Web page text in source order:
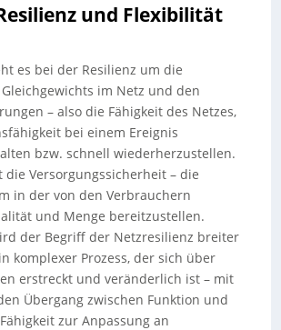
und Flexibilität
es bei der Resilienz um die
im Netz und den
– also die Fähigkeit des Netzes,
bei einem Ereignis
bzw. schnell wiederherzustellen.
die Versorgungssicherheit – die
in der von den Verbrauchern
und Menge bereitzustellen.
der Begriff der Netzresilienz breiter
komplexer Prozess, der sich über
erstreckt und veränderlich ist – mit
Übergang zwischen Funktion und
zur Anpassung an